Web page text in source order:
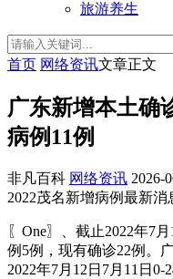
旅游养生
首页 网络资讯文章正文
广东新增本土确
病例11例
非凡百科 网络资讯 2026-
2022茂名新增病例最新
〖One〗、截止2022年7
例5例，现有确诊22例。
2022年7月12日7月11日0-